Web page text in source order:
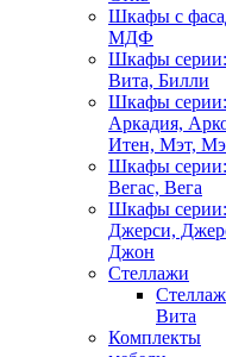
Шкафы с
МДФ
Шкафы серии:
Вита, Билли
Шкафы серии:
Аркадия,
Итен, Мэт,
Шкафы серии:
Вегас, Вега
Шкафы серии:
Джерси,
Джон
Стеллажи
Вита
Комплекты